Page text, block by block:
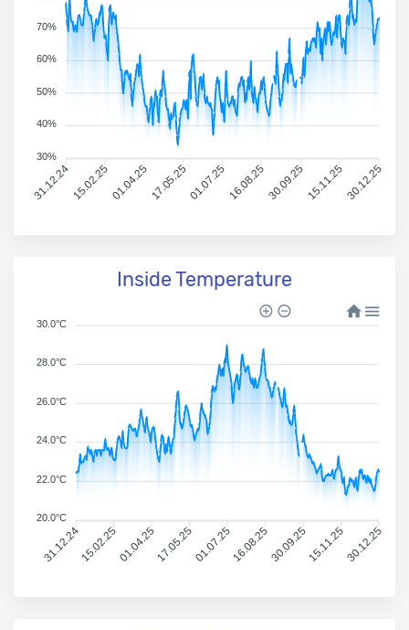
31.12.2415.02.2501.04.2517.05.2501.07.2516.08.2530.09.2515.11.2530.12.25
70%
60%
50%
40%
30%
Inside Temperature
31.12.2415.02.2501.04.2517.05.2501.07.2516.08.2530.09.2515.11.2530.12.25
30.0°C
28.0°C
26.0°C
24.0°C
22.0°C
20.0°C